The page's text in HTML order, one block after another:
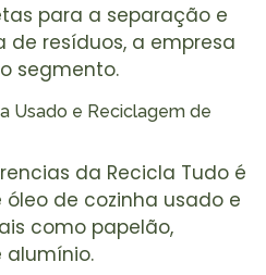
para a separação e
resíduos, a empresa
segmento.
Usado e Reciclagem de
da Recicla Tudo é
de cozinha usado e
como papelão,
alumínio.